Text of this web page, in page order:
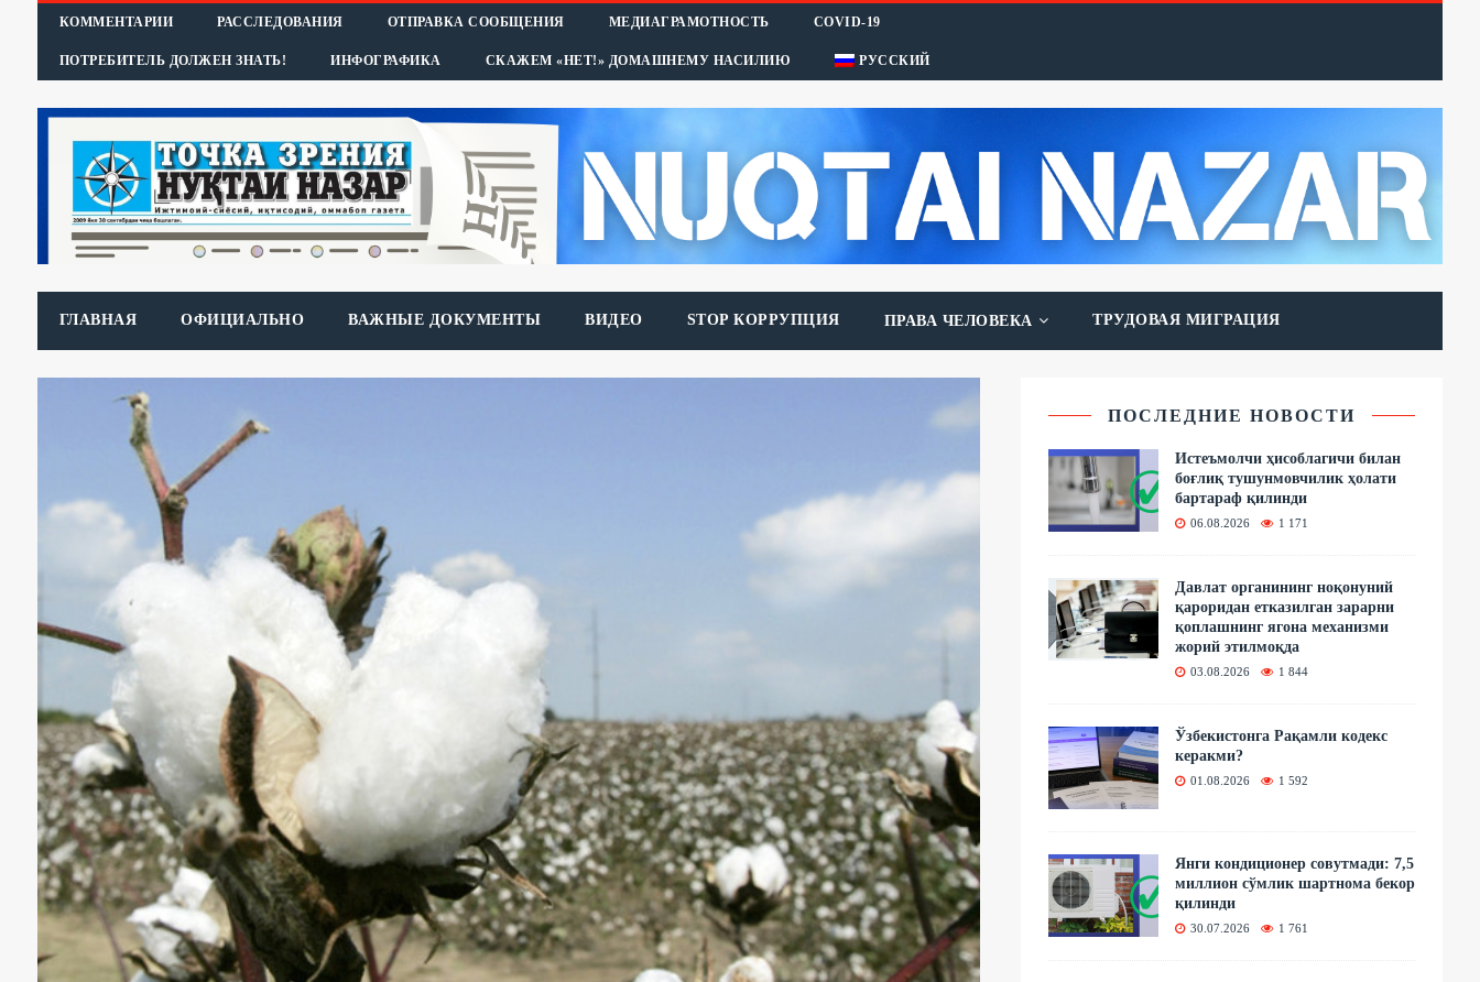
КОММЕНТАРИИ РАССЛЕДОВАНИЯ ОТПРАВКА СООБЩЕНИЯ МЕДИАГРАМОТНОСТЬ COVID-19
ПОТРЕБИТЕЛЬ ДОЛЖЕН ЗНАТЬ! ИНФОГРАФИКА СКАЖЕМ «НЕТ!» ДОМАШНЕМУ НАСИЛИЮ РУССКИЙ
ГЛАВНАЯ ОФИЦИАЛЬНО ВАЖНЫЕ ДОКУМЕНТЫ ВИДЕО STOP КОРРУПЦИЯ ПРАВА ЧЕЛОВЕКА ТРУДОВАЯ МИГРАЦИЯ
ПОСЛЕДНИЕ НОВОСТИ
Истеъмолчи ҳисоблагичи билан
боғлиқ тушунмовчилик ҳолати
бартараф қилинди
06.08.2026 1 171
Давлат органининг ноқонуний
қароридан етказилган зарарни
қоплашнинг ягона механизми
жорий этилмоқда
03.08.2026 1 844
Ўзбекистонга Рақамли кодекс
керакми?
01.08.2026 1 592
Янги кондиционер совутмади: 7,5
миллион сўмлик шартнома бекор
қилинди
30.07.2026 1 761